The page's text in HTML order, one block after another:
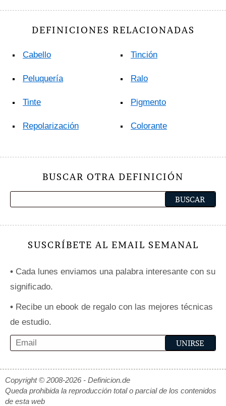
DEFINICIONES RELACIONADAS
Cabello
Peluquería
Tinte
Repolarización
Tinción
Ralo
Pigmento
Colorante
BUSCAR OTRA DEFINICIÓN
SUSCRÍBETE AL EMAIL SEMANAL
• Cada lunes enviamos una palabra interesante con su
significado.
• Recibe un ebook de regalo con las mejores técnicas
de estudio.
Copyright © 2008-2026 - Definicion.de
Queda prohibida la reproducción total o parcial de los contenidos
de esta web